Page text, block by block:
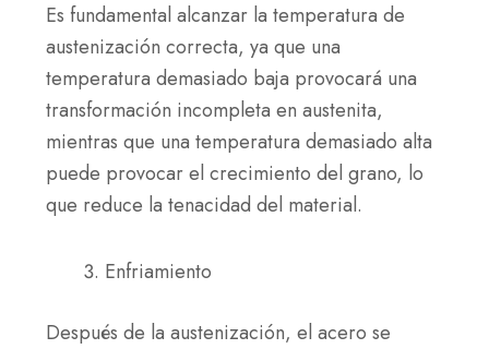
Es fundamental alcanzar la temperatura de
austenización correcta, ya que una
temperatura demasiado baja provocará una
transformación incompleta en austenita,
mientras que una temperatura demasiado alta
puede provocar el crecimiento del grano, lo
que reduce la tenacidad del material.
Enfriamiento
Después de la austenización, el acero se